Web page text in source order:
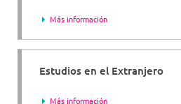
Más información
Estudios en el Extranjero
Más información